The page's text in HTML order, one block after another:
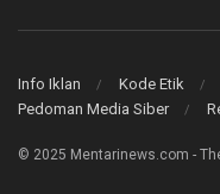
Info Iklan Kode Etik
Pedoman Media Siber
© 2025 Mentarinews.com -